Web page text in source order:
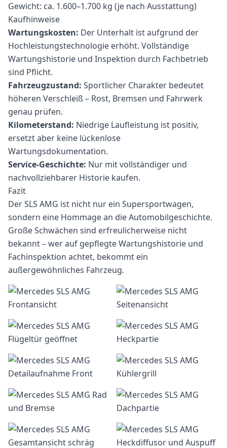
Gewicht: ca. 1.600–1.700 kg (je nach Ausstattung)
Kaufhinweise
Wartungskosten: Der Unterhalt ist aufgrund der
Hochleistungstechnologie erhöht. Vollständige
Wartungshistorie und Inspektion durch Fachbetrieb
sind Pflicht.
Fahrzeugzustand: Sportlicher Charakter bedeutet
höheren Verschleiß – Rost, Bremsen und Fahrwerk
genau prüfen.
Kilometerstand: Niedrige Laufleistung ist positiv,
ersetzt aber keine lückenlose
Wartungsdokumentation.
Service-Geschichte: Nur mit vollständiger und
nachvollziehbarer Historie kaufen.
Fazit
Der SLS AMG ist nicht nur ein Supersportwagen,
sondern eine Hommage an die Automobilgeschichte.
Große Schwächen sind erfreulicherweise nicht
bekannt – wer auf gepflegte Wartungshistorie und
Fachinspektion achtet, bekommt ein
außergewöhnliches Fahrzeug.